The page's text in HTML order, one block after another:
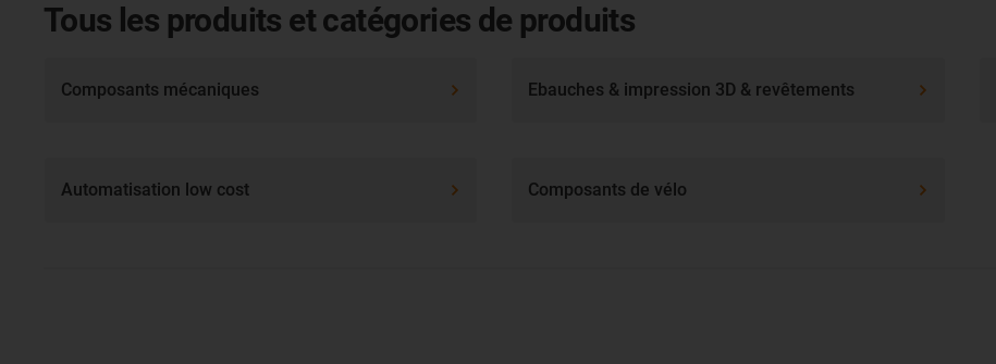
Tous les produits et catégories de produits
Composants mécaniques Ebauches & impression 3D & revêtements
Automatisation low cost Composants de vélo